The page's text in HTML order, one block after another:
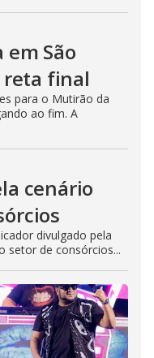
São
reta final
para o Mutirão da
ao fim. A
cenário
divulgado pela
setor de consórcios...